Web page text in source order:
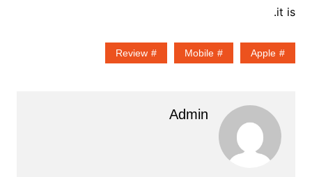
it is.
Apple
Mobile
Review
Admin